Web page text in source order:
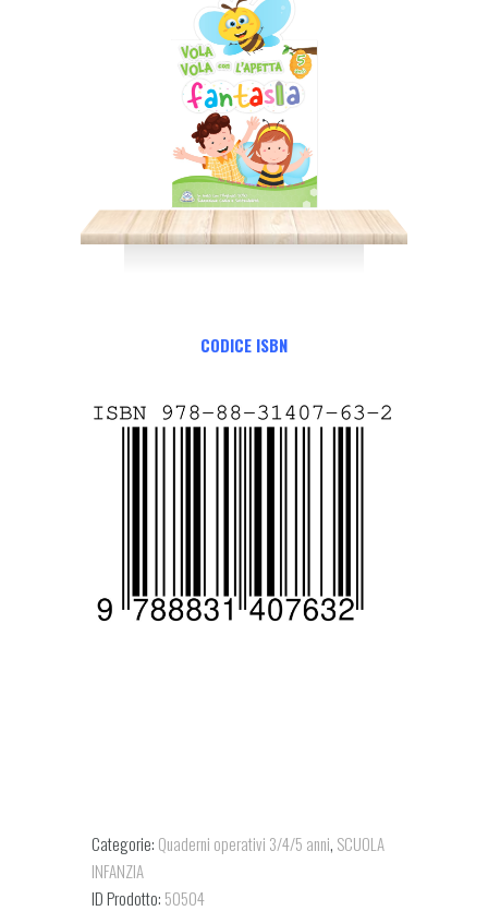
CODICE ISBN
Categorie: Quaderni operativi 3/4/5 anni, SCUOLA
INFANZIA
ID Prodotto: 50504